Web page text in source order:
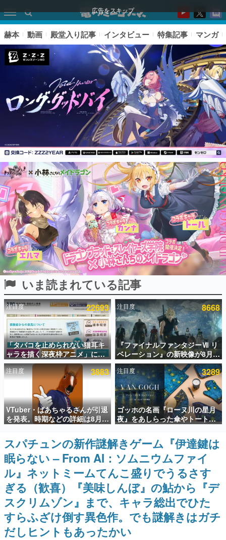
広告をスキップ
ピックアップ
電ファミのいま読まれている記事ランキング
アプリセール情報
インタビュー
連載・特集一覧
殿堂入り記事
SNS拡散数が数千以上！ ページビュー数万以上！ などな
ど。多くの人々に読まれた、電ファミ渾身の“殿堂入り”記
事をまとめました。
ゲームの企画書
名作ゲームクリエイターの方々に製作時のエピソードをお
聞きし、ヒットする企画（ゲーム）とは何か？を探ってい
きます。
赫本
この物語を解いてはいけない。『赫本』は、〈試験問題〉
の形をした短編ホラー小説集です。
新世代に訊く
これからのデジタルゲーム市場を担う若きクリエイター達
の姿を追い、彼らのルーツと情熱を探っていきます。
ゲーム世代の作家たち
ゲームに多大な影響を受けた作家さんに取材し、ゲームが
日本のコンテンツ産業やカルチャーに与えた影響を探る企
画です。
日本モバイルゲーム産業史
日本のモバイルゲーム史における主要なトピック・タイト
ルを網羅するほか、開発者へのインタビューや識者による
解説を掲載。約20年の歴史が一望できる決定版！
若ゲのいたり〜ゲームクリエイターの青春〜
『うつヌケ』『ペンと箸』等で知られるマンガ家・田中圭
赫本 動画 殿堂入り記事 インタビュー 特集記事 マンガ
いま読まれている記事
注目度 22693
「タバコを止められない猫耳キ
ャラを描く深夜枠アニメ」に視
聴者の一部から批判意見。違法
薬物の使用と思しき描写も含め
て、BPOが議論を交わす
注目度 8668
『ファイナルファンタジーⅦ リ
ベレーション』の新映像が8月
26日早朝に公開へ。『FF7』リ
メイクシリーズの完結編、
「gamescom」のオープニング
ナイトライブにてディレクター
の浜口直樹氏が登壇する予定
注目度 3883
VTuber・ばあちゃるさんが引退
を発表。時期などの詳細は8月9
日15時からの配信で説明
注目度 3289
ゴッホの名画『ローヌ川の星月
夜』をあしらった傘やトートバ
ッグなどが登場。8月7日21時よ
り2日間限定で予約販売
スパチュンの新作謎解きゲーム『伊達鍵は
眠らない – From AI：ソムニウムファイ
ル』ネットミームてんこ盛りでうるさす
ぎる（歓喜）『美味しんぼ』の鮎から『デ
スクリムゾン』まで、キャラ総出でひた
すらふざけ倒す異色作。でも謎解きはガチ
だしヒントもあったかい